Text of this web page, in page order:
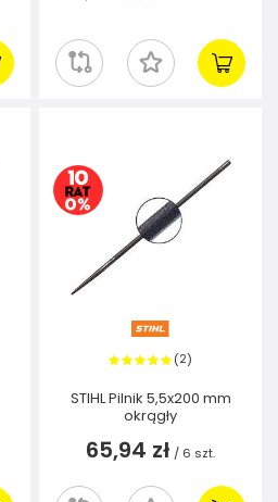
(2)
STIHL Pilnik 5,5x200 mm
okrągły
65,94 zł / 6 szt.